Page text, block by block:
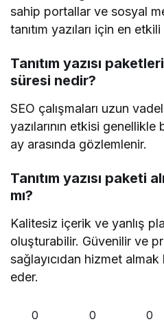
sahip portallar ve sosyal
tanıtım yazıları için en
Tanıtım yazısı
süresi nedir?
SEO çalışmaları uzun
yazılarının etkisi
ay arasında gözlemlenir.
Tanıtım yazısı paketi
mı?
Kalitesiz içerik ve yanlış
oluşturabilir. Güvenilir ve
sağlayıcıdan hizmet
eder.
0 0 0